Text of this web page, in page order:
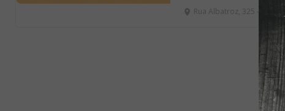
Rua Albatroz, 325 - Vila